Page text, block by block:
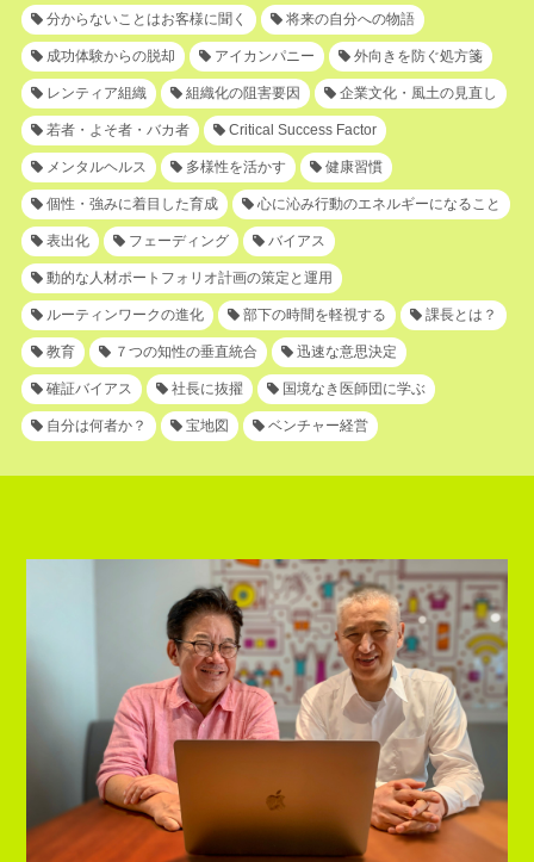
分からないことはお客様に聞く 将来の自分への物語
成功体験からの脱却 アイカンパニー 外向きを防ぐ処方箋
レンティア組織 組織化の阻害要因 企業文化・風土の見直し
若者・よそ者・バカ者 Critical Success Factor
メンタルヘルス 多様性を活かす 健康習慣
個性・強みに着目した育成 心に沁み行動のエネルギーになること
表出化 フェーディング バイアス
動的な人材ポートフォリオ計画の策定と運用
ルーティンワークの進化 部下の時間を軽視する 課長とは？
教育 ７つの知性の垂直統合 迅速な意思決定
確証バイアス 社長に抜擢 国境なき医師団に学ぶ
自分は何者か？ 宝地図 ベンチャー経営